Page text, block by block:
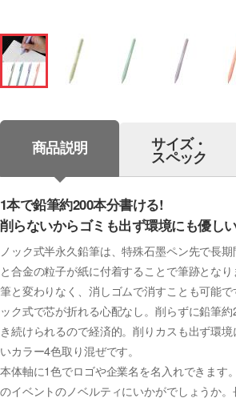
商品説明 サイズ・
スペック
1本で鉛筆約200本分書ける!
削らないからゴミも出ず環境にも優し
ノック式半永久鉛筆は、特殊石墨ペン先で長
と合金の粒子が紙に付着することで筆跡とな
筆と変わりなく、消しゴムで消すことも可能
ック式で芯が折れる心配なし。削らずに鉛筆
き続けられるので経済的。削りカスも出ず環
いカラー4色取り混ぜです。
本体軸に1色でロゴや企業名を名入れできます
のイベントのノベルティにいかがでしょうか